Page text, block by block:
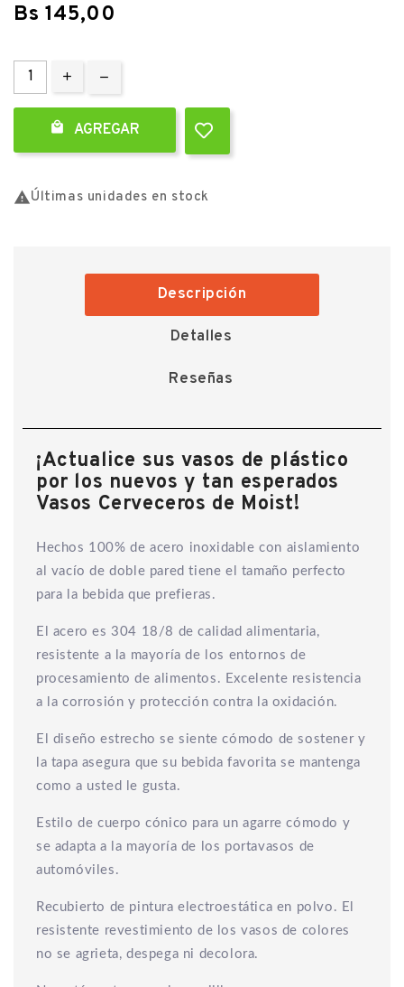
Bs 145,00
 AGREGAR
Últimas unidades en stock
Descripción
Detalles
Reseñas
¡Actualice sus vasos de plástico
por los nuevos y tan esperados
Vasos Cerveceros de Moist!
Hechos 100% de acero inoxidable con aislamiento
al vacío de doble pared tiene el tamaño perfecto
para la bebida que prefieras.
El acero es 304 18/8 de calidad alimentaria,
resistente a la mayoría de los entornos de
procesamiento de alimentos. Excelente resistencia
a la corrosión y protección contra la oxidación.
El diseño estrecho se siente cómodo de sostener y
la tapa asegura que su bebida favorita se mantenga
como a usted le gusta.
Estilo de cuerpo cónico para un agarre cómodo y
se adapta a la mayoría de los portavasos de
automóviles.
Recubierto de pintura electroestática en polvo. El
resistente revestimiento de los vasos de colores
no se agrieta, despega ni decolora.